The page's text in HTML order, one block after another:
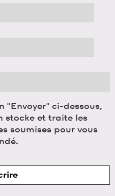
"Envoyer" ci-dessous,
stocke et traite les
soumises pour vous